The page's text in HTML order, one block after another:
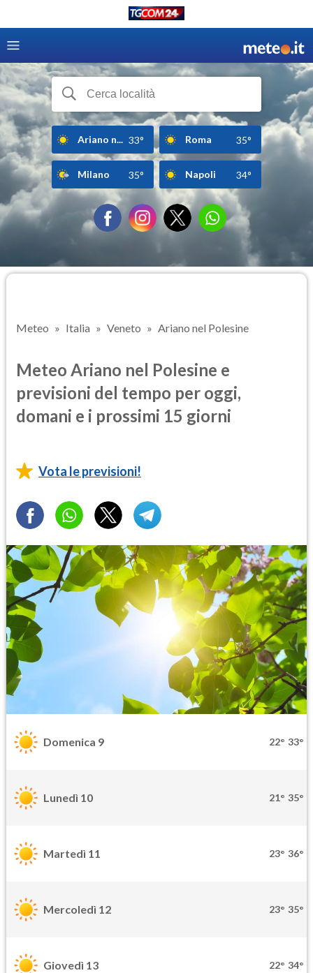
Ariano n... 33° Roma 35°
Milano 35° Napoli 34°
Meteo Italia Veneto Ariano nel Polesine
Meteo Ariano nel Polesine e
previsioni del tempo per oggi,
domani e i prossimi 15 giorni
Vota le previsioni!
Domenica 9 22° 33°
Lunedì 10 21° 35°
Martedì 11 23° 36°
Mercoledì 12 23° 35°
Giovedì 13 22° 34°